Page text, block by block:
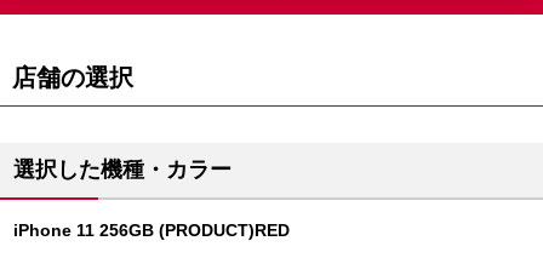
店舗の選択
選択した機種・カラー
iPhone 11 256GB (PRODUCT)RED